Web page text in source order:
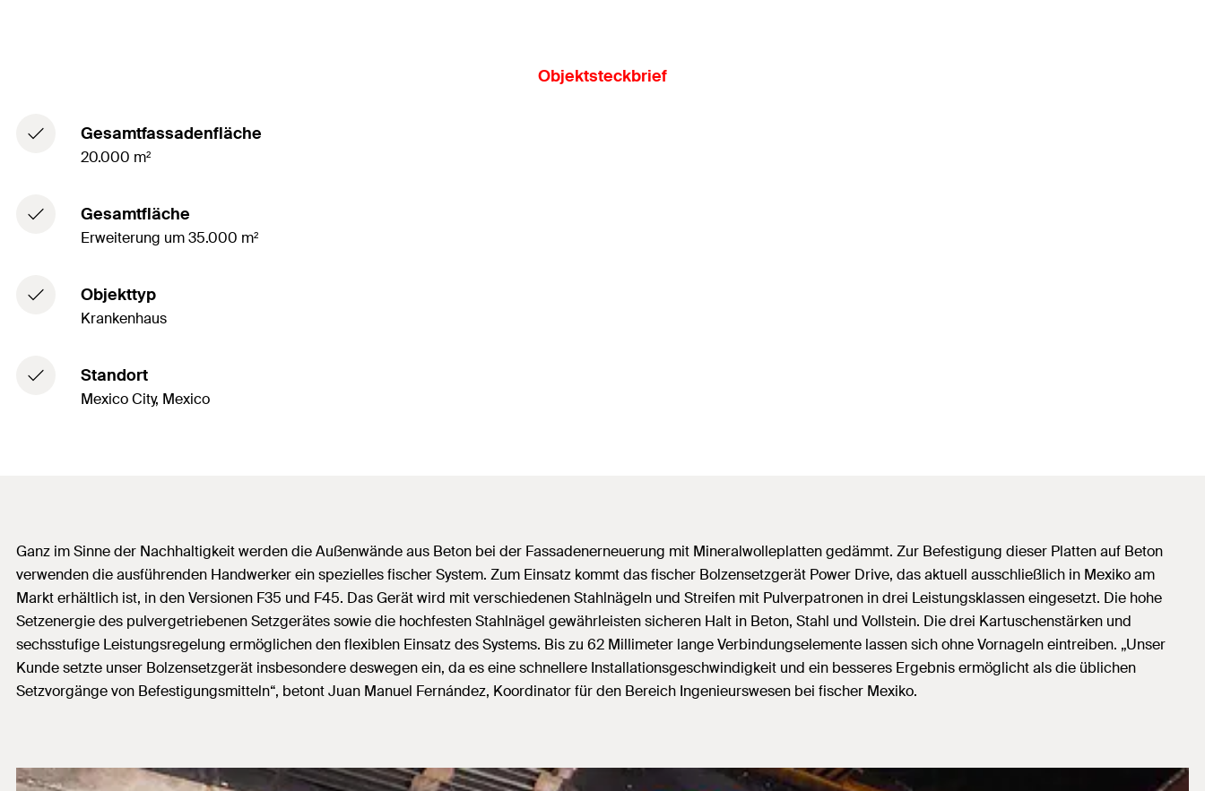
Objektsteckbrief
Gesamtfassadenfläche
20.000 m²
Gesamtfläche
Erweiterung um 35.000 m²
Objekttyp
Krankenhaus
Standort
Mexico City, Mexico
Ganz im Sinne der Nachhaltigkeit werden die Außenwände aus Beton bei der Fassadenerneuerung mit Mineralwolleplatten gedämmt. Zur Befestigung dieser Platten auf Beton
verwenden die ausführenden Handwerker ein spezielles fischer System. Zum Einsatz kommt das fischer Bolzensetzgerät Power Drive, das aktuell ausschließlich in Mexiko am
Markt erhältlich ist, in den Versionen F35 und F45. Das Gerät wird mit verschiedenen Stahlnägeln und Streifen mit Pulverpatronen in drei Leistungsklassen eingesetzt. Die hohe
Setzenergie des pulvergetriebenen Setzgerätes sowie die hochfesten Stahlnägel gewährleisten sicheren Halt in Beton, Stahl und Vollstein. Die drei Kartuschenstärken und
sechsstufige Leistungsregelung ermöglichen den flexiblen Einsatz des Systems. Bis zu 62 Millimeter lange Verbindungselemente lassen sich ohne Vornageln eintreiben. „Unser
Kunde setzte unser Bolzensetzgerät insbesondere deswegen ein, da es eine schnellere Installationsgeschwindigkeit und ein besseres Ergebnis ermöglicht als die üblichen
Setzvorgänge von Befestigungsmitteln“, betont Juan Manuel Fernández, Koordinator für den Bereich Ingenieurswesen bei fischer Mexiko.